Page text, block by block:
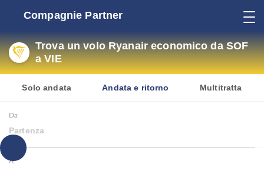
Compagnie Partner
Trova un volo Ryanair economico da SOF
a VIE
Solo andata Andata e ritorno Multitratta
Da
Partenza
A